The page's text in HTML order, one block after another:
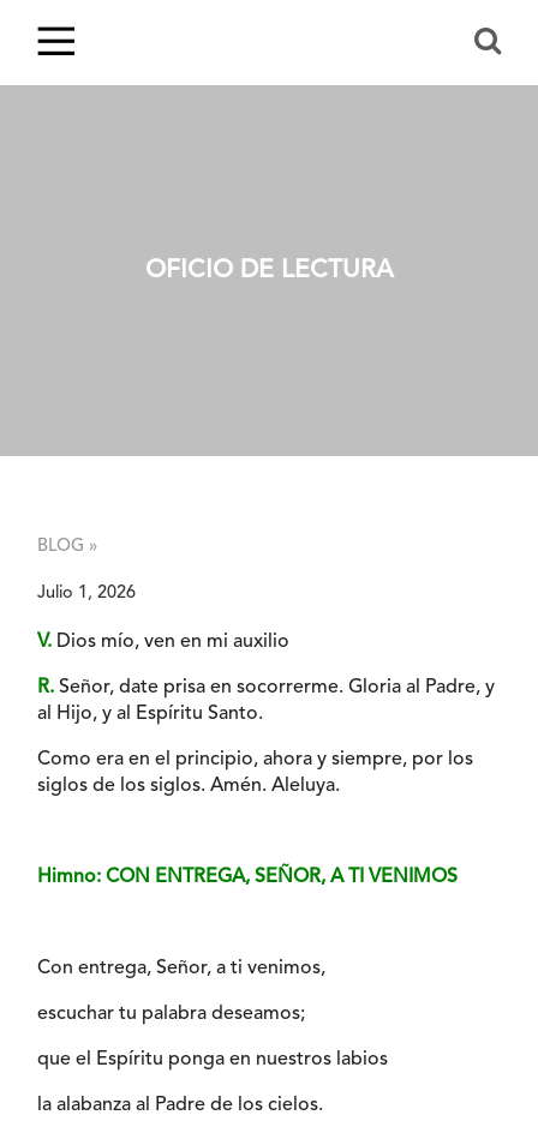
OFICIO DE LECTURA
BLOG »
Julio 1, 2026
V. Dios mío, ven en mi auxilio
R. Señor, date prisa en socorrerme. Gloria al Padre, y
al Hijo, y al Espíritu Santo.
Como era en el principio, ahora y siempre, por los
siglos de los siglos. Amén. Aleluya.
Himno: CON ENTREGA, SEÑOR, A TI VENIMOS
Con entrega, Señor, a ti venimos,
escuchar tu palabra deseamos;
que el Espíritu ponga en nuestros labios
la alabanza al Padre de los cielos.